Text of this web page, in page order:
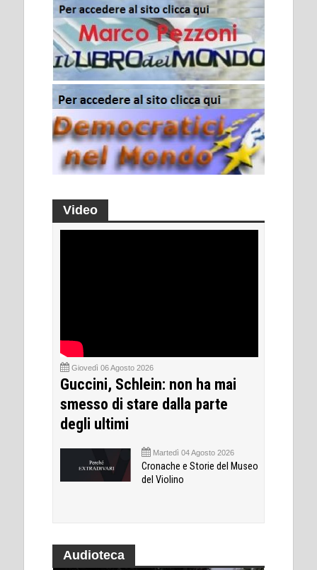
Video
Giovedì 06 Agosto 2026
Guccini, Schlein: non ha mai
smesso di stare dalla parte
degli ultimi
Martedì 04 Agosto 2026
Cronache e Storie del Museo
del Violino
Audioteca